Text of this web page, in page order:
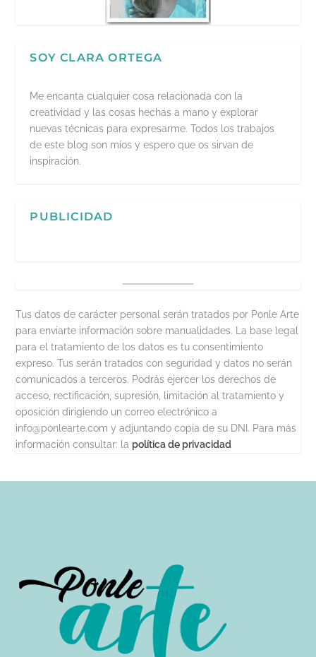
SOY CLARA ORTEGA
Me encanta cualquier cosa relacionada con la
creatividad y las cosas hechas a mano y explorar
nuevas técnicas para expresarme. Todos los trabajos
de este blog son míos y espero que os sirvan de
inspiración.
PUBLICIDAD
Tus datos de carácter personal serán tratados por Ponle Arte
para enviarte información sobre manualidades. La base legal
para el tratamiento de los datos es tu consentimiento
expreso. Tus serán tratados con seguridad y datos no serán
comunicados a terceros. Podrás ejercer los derechos de
acceso, rectificación, supresión, limitación al tratamiento y
oposición dirigiendo un correo electrónico a
info@ponlearte.com y adjuntando copia de su DNI. Para más
información consultar: la política de privacidad